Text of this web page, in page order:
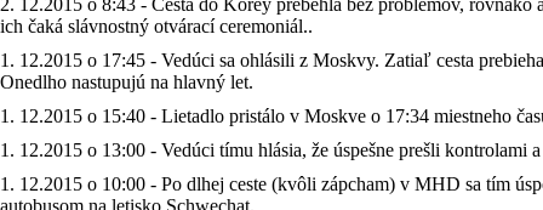
2. 12.2015 o 8:43 - Cesta do Kórey prebehla bez problémov,
ich čaká slávnostný otvárací ceremoniál..
1. 12.2015 o 17:45 - Vedúci sa ohlásili z Moskvy. Zatiaľ cesta
Onedlho nastupujú na hlavný let.
1. 12.2015 o 15:40 - Lietadlo pristálo v Moskve o 17:34 miestneho
1. 12.2015 o 13:00 - Vedúci tímu hlásia, že úspešne prešli
1. 12.2015 o 10:00 - Po dlhej ceste (kvôli zápcham) v MHD sa tím
autobusom na letisko Schwechat.